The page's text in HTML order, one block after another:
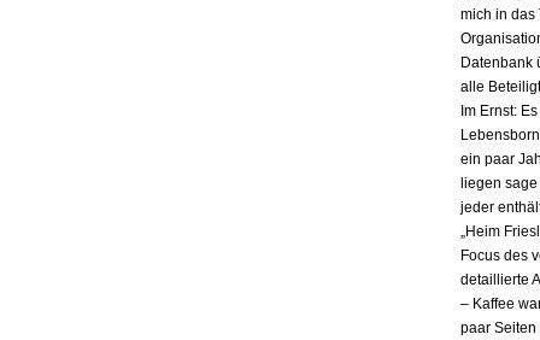
mich in das
Datenbank
alle
Im Ernst:
ein paar
liegen
jeder
„Heim
Focus des
detaillierte
– Kaffee
paar